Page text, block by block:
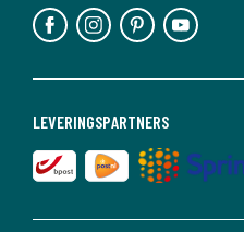
LEVERINGSPARTNERS